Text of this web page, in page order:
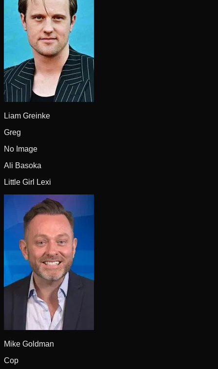
Liam Greinke
Greg
No Image
Ali Basoka
Little Girl Lexi
Mike Goldman
Cop